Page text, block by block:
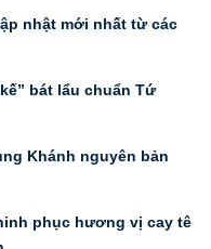
nhật mới nhất từ các
bát lẩu chuẩn Tứ
Khánh nguyên bản
phục hương vị cay tê